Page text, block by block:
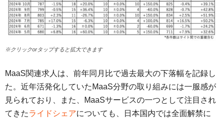
※クリックorタップすると拡大できます
MaaS関連求人は、前年同月比で過去最大の下落幅を記録し
た。近年活発化していたMaaS分野の取り組みには一服感が
見られており、また、MaaSサービスの一つとして注目され
てきたライドシェアについても、日本国内では全面解禁に